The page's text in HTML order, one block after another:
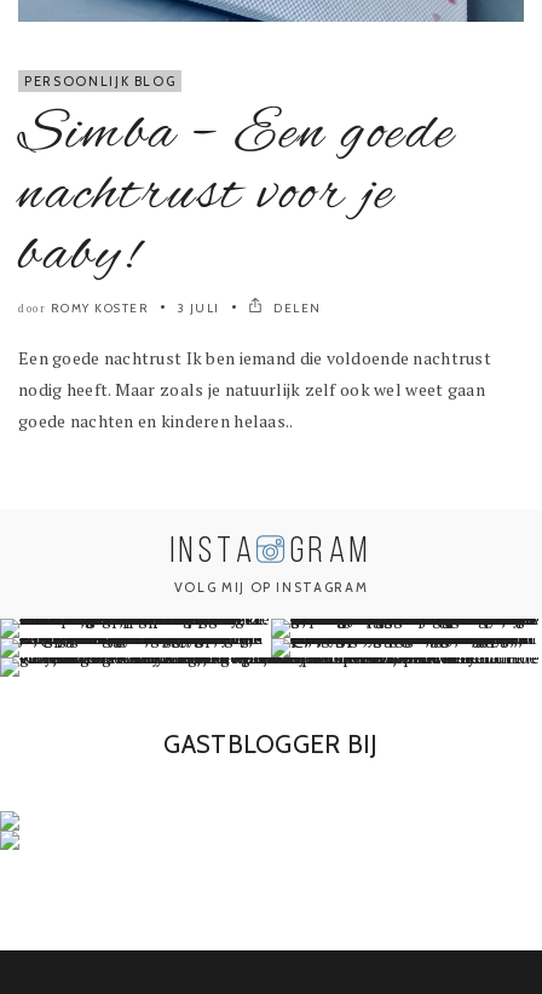
PERSOONLIJK BLOG
Simba – Een goede
nachtrust voor je
baby!
door ROMY KOSTER 3 JULI DELEN
Een goede nachtrust Ik ben iemand die voldoende nachtrust
nodig heeft. Maar zoals je natuurlijk zelf ook wel weet gaan
goede nachten en kinderen helaas..
INSTA GRAM
VOLG MIJ OP INSTAGRAM
GASTBLOGGER BIJ